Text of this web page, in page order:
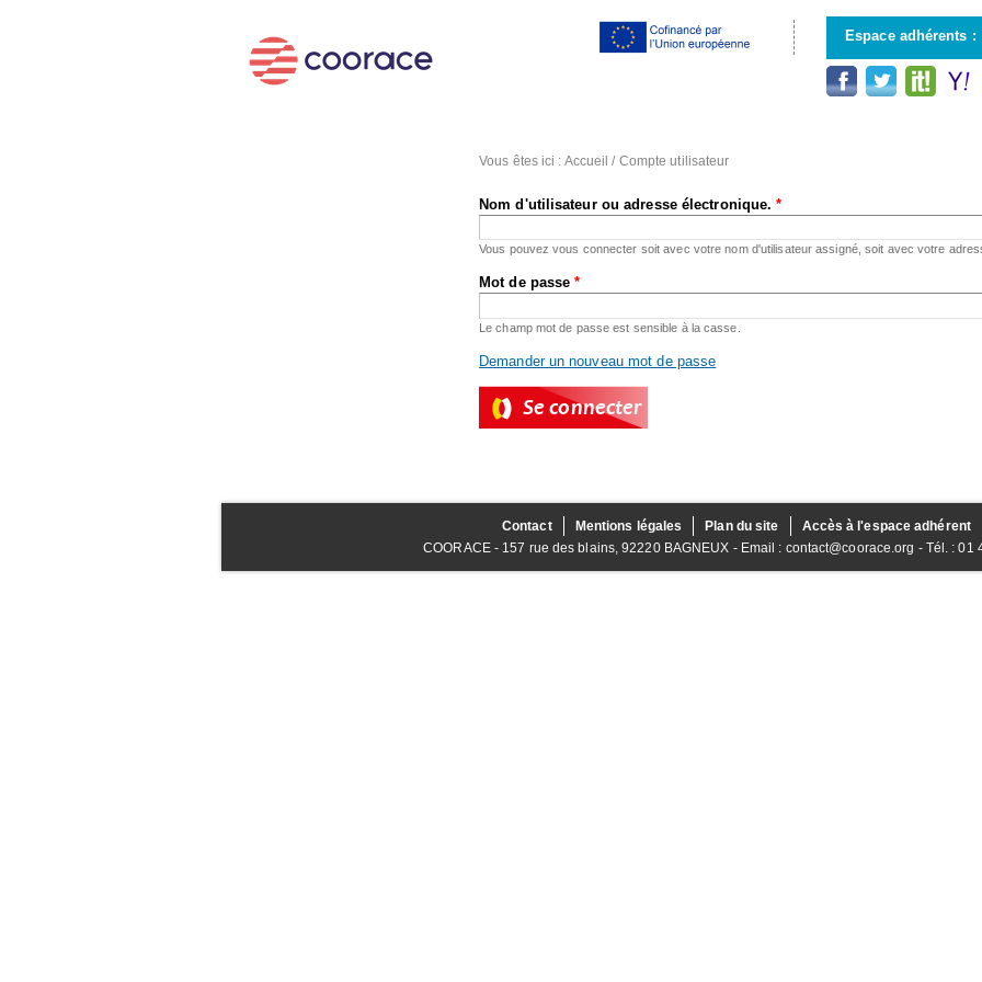
contenu
principal
Espace adhérents :
Vous êtes ici : Accueil / Compte utilisateur
Nom d'utilisateur ou adresse électronique.*
Vous pouvez vous connecter soit avec votre nom d'utilisateur assigné, soit avec votre
Mot de passe*
Le champ mot de passe est sensible à la casse.
Demander un nouveau mot de passe
Contact Mentions légales Plan du site
Accès à l'espace adhérent
COORACE - 157 rue des blains, 92220 BAGNEUX - Email : contact@coorace.org - Tél. : 01